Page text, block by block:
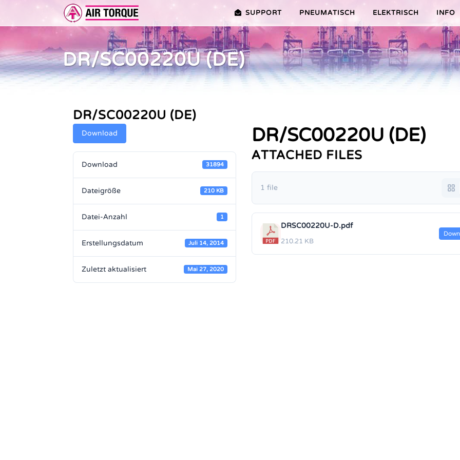
SUPPORT PNEUMATISCH
DOKUMENTATION VORTEILE EDITION 2010
ELEKTRISCH
ERWEITERUNGEN ER PREMIER-SERIE (20-100NM)
VORTEILE ER PLUS-SERIE
VRX/VSX/VTX-SERIE (25-
VORTEILE V-SERIE
INFO
DR/SC00220U (DE)
DR/SC00220U (DE)
Download
Download 31894
Dateigröße 210 KB
Datei-Anzahl 1
Erstellungsdatum Juli 14, 2014
Zuletzt aktualisiert Mai 27, 2020
DR/SC00220U (DE)
ATTACHED FILES
1 file
DRSC00220U-D.pdf
210.21 KB